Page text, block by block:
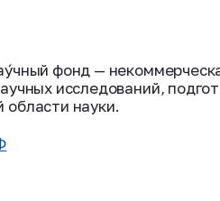
фонд —
исследований,
области науки.